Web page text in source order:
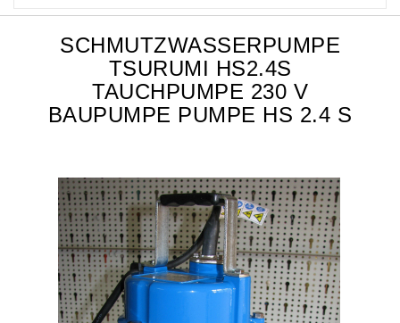
SCHMUTZWASSERPUMPE
TSURUMI HS2.4S
TAUCHPUMPE 230 V
BAUPUMPE PUMPE HS 2.4 S